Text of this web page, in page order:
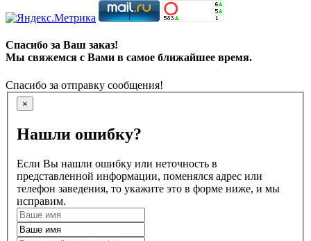
Спасибо за Ваш заказ!
Мы свяжемся с Вами в самое ближайшее время.
Спасибо за отправку сообщения!
×
Нашли ошибку?
Если Вы нашли ошибку или неточность в
представленной информации, поменялся адрес или
телефон заведения, то укажите это в форме ниже, и мы
исправим.